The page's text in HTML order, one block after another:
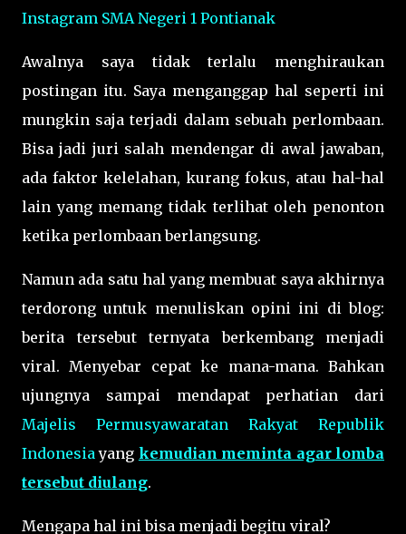
Instagram SMA Negeri 1 Pontianak
Awalnya saya tidak terlalu menghiraukan
postingan itu. Saya menganggap hal seperti ini
mungkin saja terjadi dalam sebuah perlombaan.
Bisa jadi juri salah mendengar di awal jawaban,
ada faktor kelelahan, kurang fokus, atau hal-hal
lain yang memang tidak terlihat oleh penonton
ketika perlombaan berlangsung.
Namun ada satu hal yang membuat saya akhirnya
terdorong untuk menuliskan opini ini di blog:
berita tersebut ternyata berkembang menjadi
viral. Menyebar cepat ke mana-mana. Bahkan
ujungnya sampai mendapat perhatian dari
Majelis Permusyawaratan Rakyat Republik
Indonesiayang kemudian meminta agar lomba
tersebut diulang.
Mengapa hal ini bisa menjadi begitu viral?